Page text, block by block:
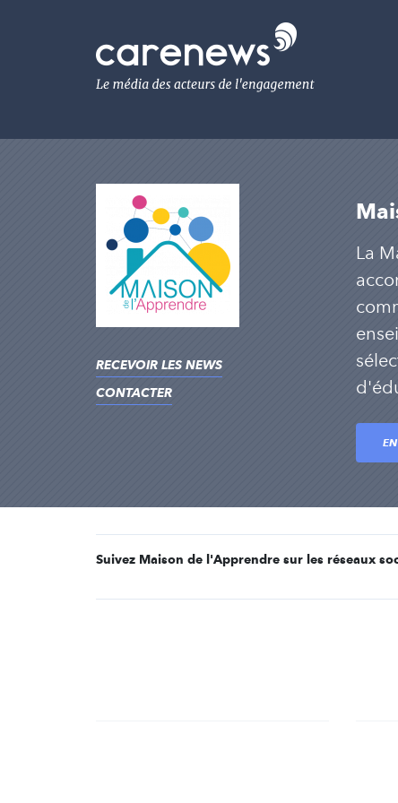
Le
média
de
RECEVOIR LES NEWS
CONTACTER
La
Suivez Maison de l'Apprendre sur les réseaux